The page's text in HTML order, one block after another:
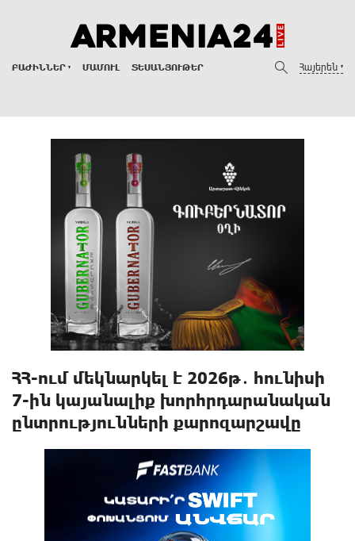
ԲԱԺԻՆՆԵՐ ՄԱՄՈՒԼ ՏԵՍԱՆՅՈՒԹԵՐ Հայերեն
ՀՀ-ում մեկնարկել է 2026թ․ հունիսի
7-ին կայանալիք խորհրդարանական
ընտրությունների քարոզարշավը